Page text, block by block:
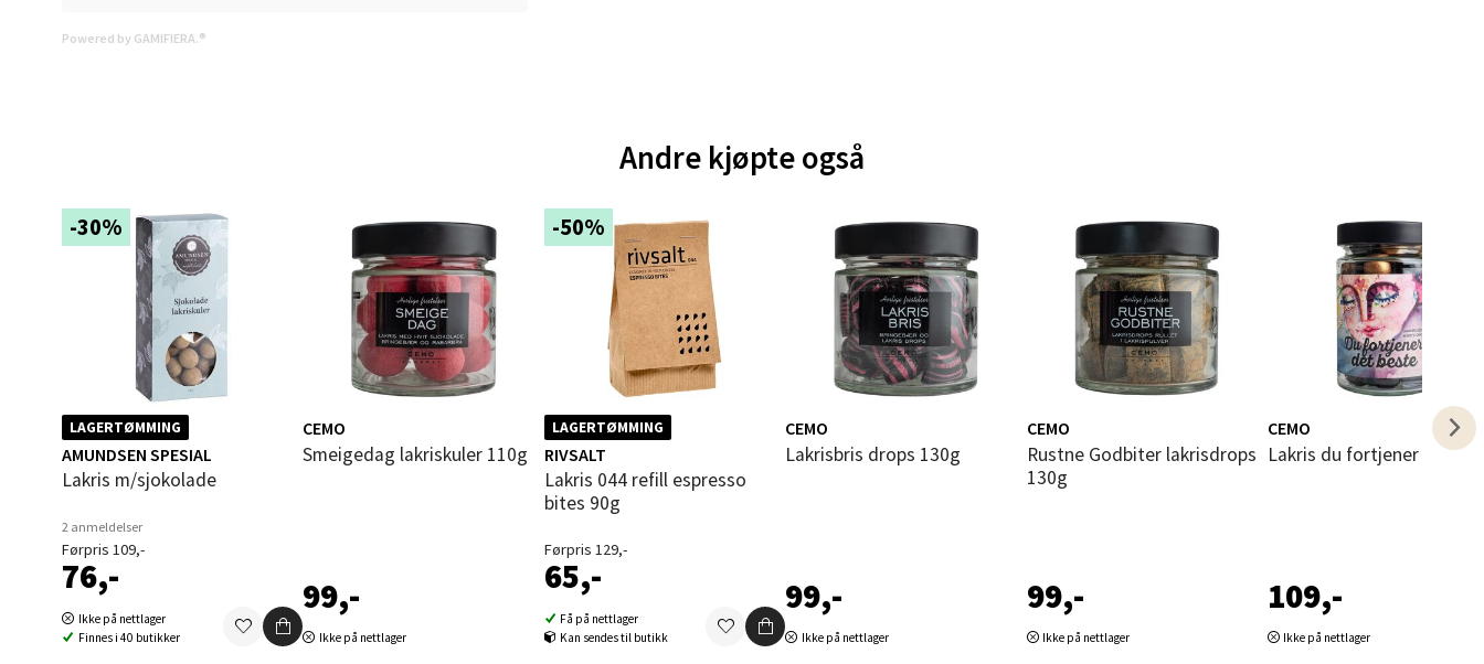
Powered by GAMIFIERA.®
Andre kjøpte også
-30%
LAGERTØMMING
AMUNDSEN SPESIAL
Lakris m/sjokolade
2 anmeldelser
Førpris 109,-
76,-
Ikke på nettlager
Finnes i 40 butikker
CEMO
Smeigedag lakriskuler 110g
99,-
Ikke på nettlager
-50%
LAGERTØMMING
RIVSALT
Lakris 044 refill espresso
bites 90g
Førpris 129,-
65,-
Få på nettlager
Kan sendes til butikk
CEMO
Lakrisbris drops 130g
99,-
Ikke på nettlager
CEMO
Rustne Godbiter lakrisdrops
130g
99,-
Ikke på nettlager
CEMO
Lakris du fortjener det
109,-
Ikke på nettlager
Bergen - Oasen Senter
Folke Bernadottes vei 52, 5147 Fyllingsdalen
Åpent i dag 10-18
0 i butikk
Velg
Oppdal - Aunasenteret
Aunasenteret, Sunndalsvegen 3, 7340 Oppdal
Orkanger - Thon Senter Orkanger